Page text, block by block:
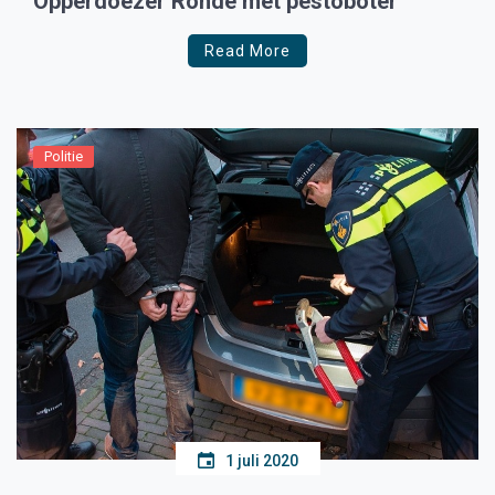
Read More
Politie
1 juli 2020